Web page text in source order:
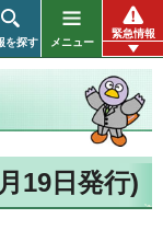
を探す メニュー
緊急情報
19日発行)